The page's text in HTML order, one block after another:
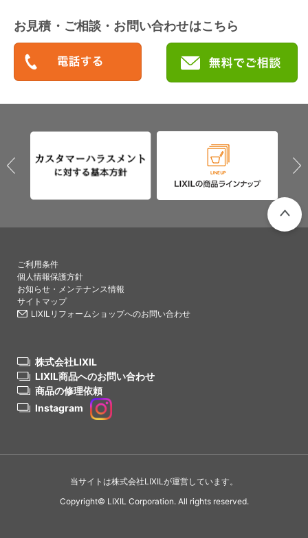
お見積・ご相談・お問い合わせはこちら
ご利用条件
個人情報保護方針
お知らせ・メンテナンス情報
サイトマップ
LIXILリフォームショップへのお問い合わせ
株式会社LIXIL
LIXIL商品へのお問い合わせ
商品の修理依頼
Instagram
当サイトは株式会社LIXILが運営しています。
Copyright© LIXIL Corporation. All rights reserved.